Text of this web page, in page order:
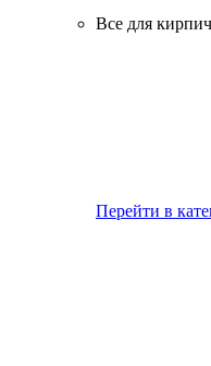
Все для
Перейти в